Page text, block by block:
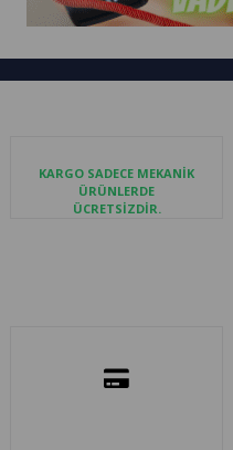
KARGO SADECE MEKANİK
ÜRÜNLERDE
ÜCRETSİZDİR.